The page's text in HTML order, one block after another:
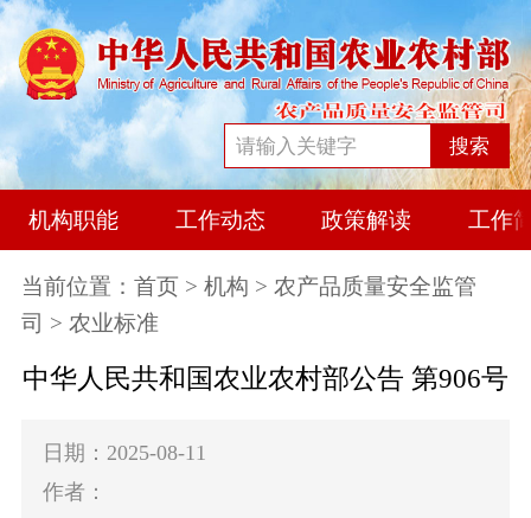
搜索
机构职能 工作动态 政策解读 工作
当前位置： 首页 > 机构 > 农产品质量安全监管
司 > 农业标准
中华人民共和国农业农村部公告 第906号
日期：2025-08-11
作者：